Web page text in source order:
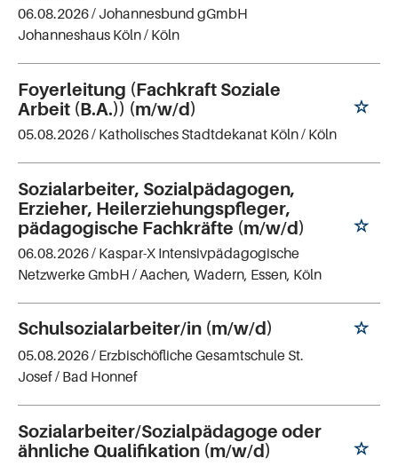
06.08.2026 / Johannesbund gGmbH
Johanneshaus Köln/ Köln
Foyerleitung (Fachkraft Soziale
Arbeit (B.A.)) (m/w/d)
05.08.2026 / Katholisches Stadtdekanat Köln/ Köln
Sozialarbeiter, Sozialpädagogen,
Erzieher, Heilerziehungspfleger,
pädagogische Fachkräfte (m/w/d)
06.08.2026 / Kaspar-X Intensivpädagogische
Netzwerke GmbH / Aachen, Wadern, Essen, Köln
Schulsozialarbeiter/in (m/w/d)
05.08.2026 / Erzbischöfliche Gesamtschule St.
Josef/ Bad Honnef
Sozialarbeiter/Sozialpädagoge oder
ähnliche Qualifikation (m/w/d)